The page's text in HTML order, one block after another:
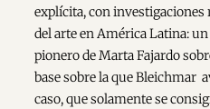
explícita, con investigaciones
del arte en América Latina:
pionero de Marta Fajardo
base sobre la que Bleichmar
caso, que solamente se